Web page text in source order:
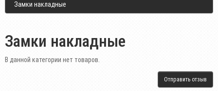
Замки накладные
Замки накладные
В данной категории нет товаров.
Отправить отзыв